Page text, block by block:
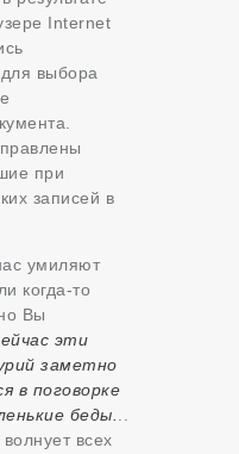
Internet
выбора
при
записей в
умиляют
когда-то
Вы
эти
заметно
в поговорке
беды.
всех